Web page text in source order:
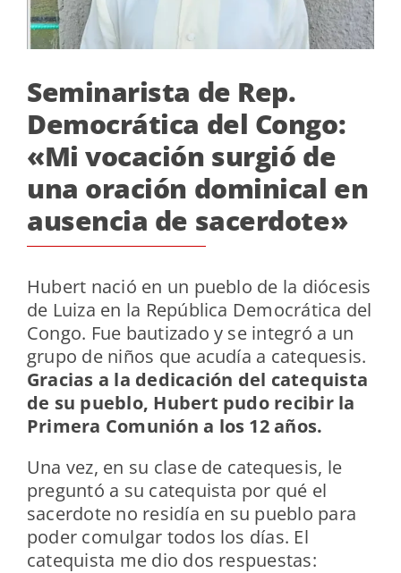
Seminarista de Rep.
Democrática del Congo:
«Mi vocación surgió de
una oración dominical en
ausencia de sacerdote»
Hubert nació en un pueblo de la diócesis
de Luiza en la República Democrática del
Congo. Fue bautizado y se integró a un
grupo de niños que acudía a catequesis.
Gracias a la dedicación del catequista
de su pueblo, Hubert pudo recibir la
Primera Comunión a los 12 años.
Una vez, en su clase de catequesis, le
preguntó a su catequista por qué el
sacerdote no residía en su pueblo para
poder comulgar todos los días. El
catequista me dio dos respuestas: